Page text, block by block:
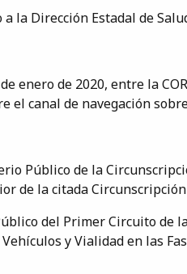
la Dirección Estadal de
de 2020, entre la
el canal de navegación
Público de la
de la citada Circunscripción
del Primer Circuito de
y Vialidad en las